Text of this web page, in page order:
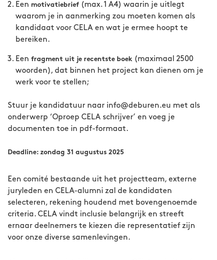
Een motivatiebrief (max. 1 A4) waarin je uitlegt
waarom je in aanmerking zou moeten komen als
kandidaat voor CELA en wat je ermee hoopt te
bereiken.
Een fragment uit je recentste boek (maximaal 2500
woorden), dat binnen het project kan dienen om je
werk voor te stellen;
Stuur je kandidatuur naar info@deburen.eu met als
onderwerp ‘Oproep CELA schrijver’ en voeg je
documenten toe in pdf-formaat.
Deadline: zondag 31 augustus 2025
Een comité bestaande uit het projectteam, externe
juryleden en CELA-alumni zal de kandidaten
selecteren, rekening houdend met bovengenoemde
criteria. CELA vindt inclusie belangrijk en streeft
ernaar deelnemers te kiezen die representatief zijn
voor onze diverse samenlevingen.